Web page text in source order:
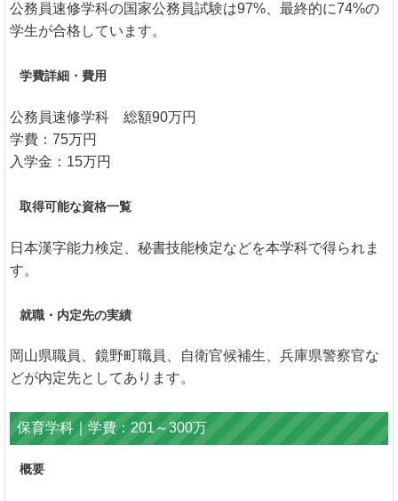
公務員速修学科の国家公務員試験は97%、最終的に74%の
学生が合格しています。
学費詳細・費用
公務員速修学科 総額90万円
学費：75万円
入学金：15万円
取得可能な資格一覧
日本漢字能力検定、秘書技能検定などを本学科で得られま
す。
就職・内定先の実績
岡山県職員、鏡野町職員、自衛官候補生、兵庫県警察官な
どが内定先としてあります。
保育学科｜学費：201～300万
概要